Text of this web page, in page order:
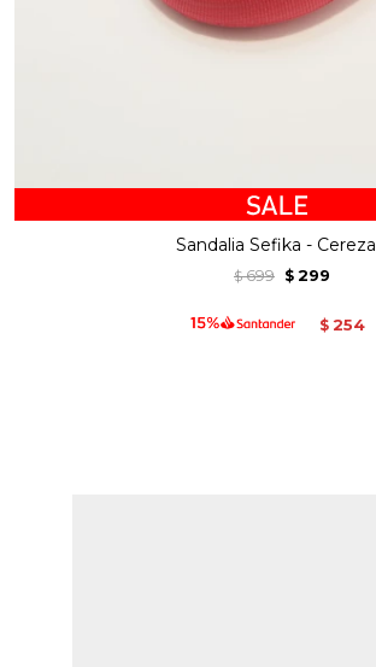
Sandalia Sefika - Cereza
$ 699 $ 299
$ 254